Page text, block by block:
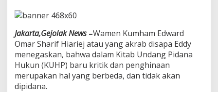
T
i
d
a
k
Jakarta,Gejolak News–Wamen Kumham Edward
Omar Sharif Hiariej atau yang akrab disapa Eddy
menegaskan, bahwa dalam Kitab Undang Pidana
Hukun (KUHP) baru kritik dan penghinaan
merupakan hal yang berbeda, dan tidak akan
dipidana.